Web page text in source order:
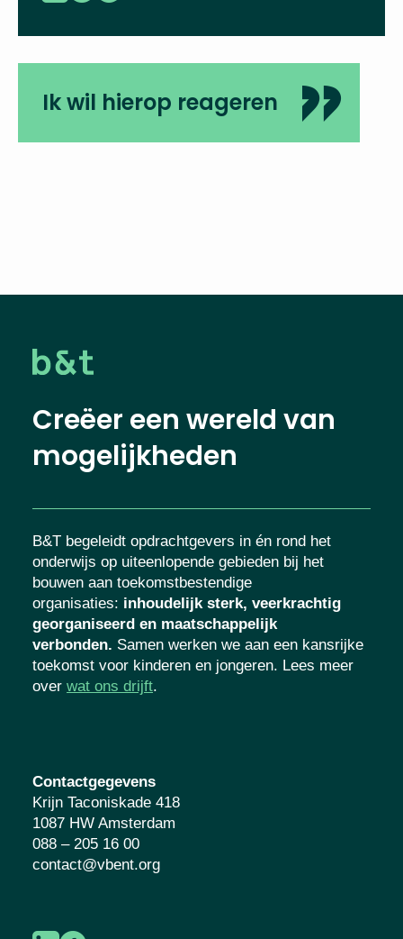
Ik wil hierop reageren
Creëer een wereld van
mogelijkheden
B&T begeleidt opdrachtgevers in én rond het
onderwijs op uiteenlopende gebieden bij het
bouwen aan toekomstbestendige
organisaties: inhoudelijk sterk, veerkrachtig
georganiseerd en maatschappelijk
verbonden. Samen werken we aan een kansrijke
toekomst voor kinderen en jongeren. Lees meer
over wat ons drijft.
Contactgegevens
Krijn Taconiskade 418
1087 HW Amsterdam
088 – 205 16 00
contact@vbent.org